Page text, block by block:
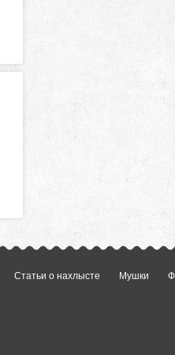
Статьи о нахлысте Мушки